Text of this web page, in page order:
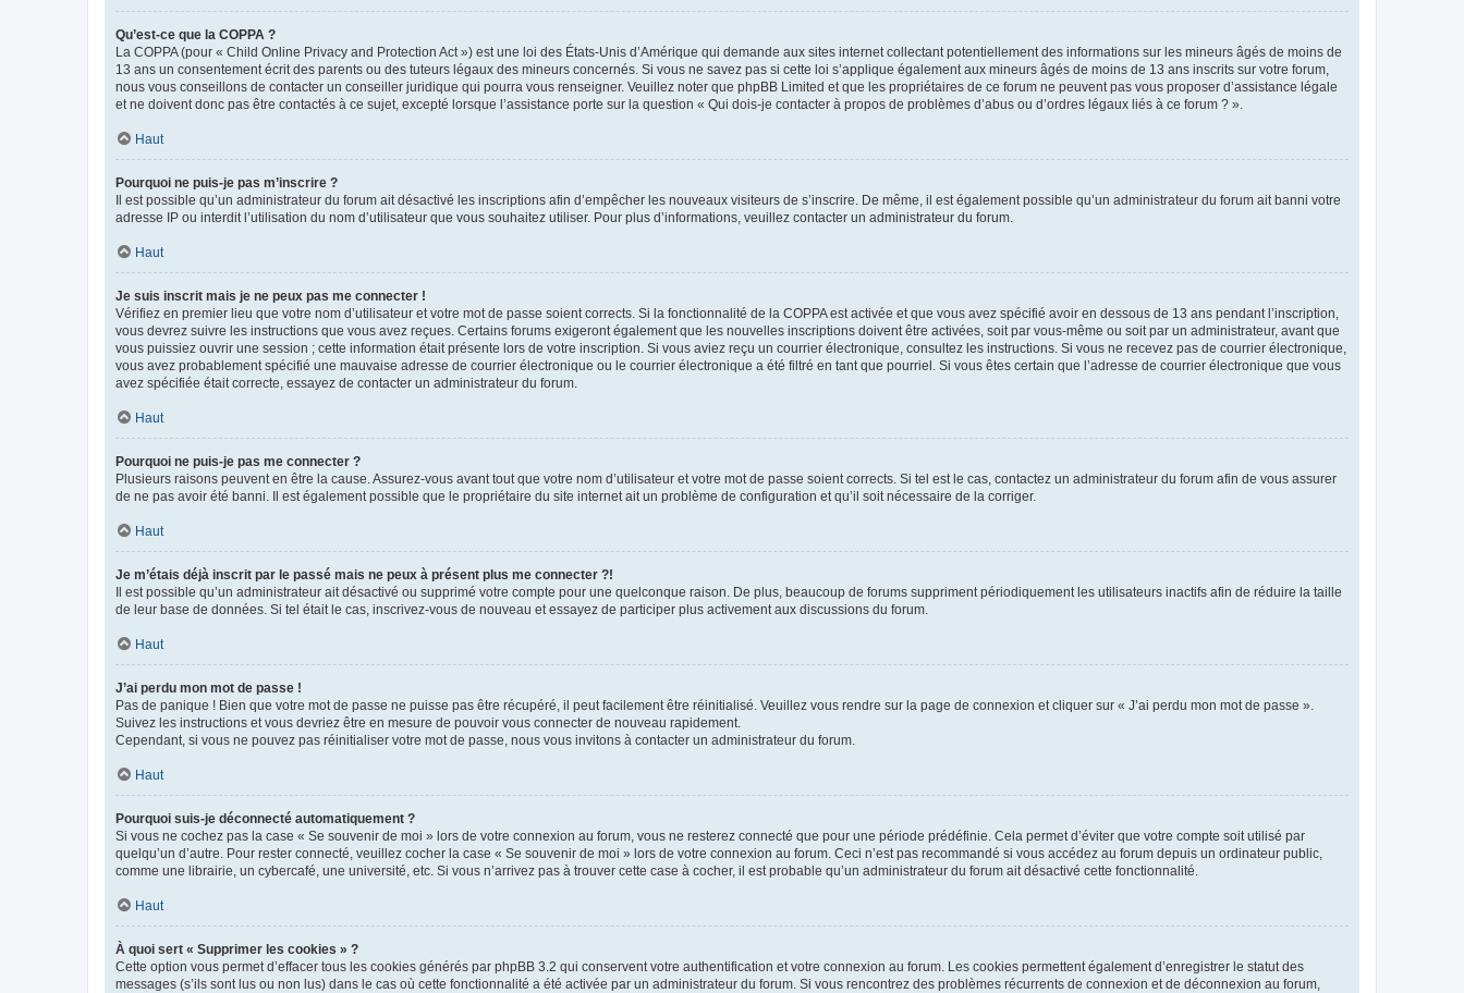
Qu’est-ce que la COPPA ?
La COPPA (pour « Child Online Privacy and Protection Act ») est une loi des États-Unis d’Amérique qui demande aux sites internet collectant potentiellement des informations sur les mineurs âgés de moins de
13 ans un consentement écrit des parents ou des tuteurs légaux des mineurs concernés. Si vous ne savez pas si cette loi s’applique également aux mineurs âgés de moins de 13 ans inscrits sur votre forum,
nous vous conseillons de contacter un conseiller juridique qui pourra vous renseigner. Veuillez noter que phpBB Limited et que les propriétaires de ce forum ne peuvent pas vous proposer d’assistance légale
et ne doivent donc pas être contactés à ce sujet, excepté lorsque l’assistance porte sur la question « Qui dois-je contacter à propos de problèmes d’abus ou d’ordres légaux liés à ce forum ? ».
Haut
Pourquoi ne puis-je pas m’inscrire ?
Il est possible qu’un administrateur du forum ait désactivé les inscriptions afin d’empêcher les nouveaux visiteurs de s’inscrire. De même, il est également possible qu’un administrateur du forum ait banni votre
adresse IP ou interdit l’utilisation du nom d’utilisateur que vous souhaitez utiliser. Pour plus d’informations, veuillez contacter un administrateur du forum.
Haut
Je suis inscrit mais je ne peux pas me connecter !
Vérifiez en premier lieu que votre nom d’utilisateur et votre mot de passe soient corrects. Si la fonctionnalité de la COPPA est activée et que vous avez spécifié avoir en dessous de 13 ans pendant l’inscription,
vous devrez suivre les instructions que vous avez reçues. Certains forums exigeront également que les nouvelles inscriptions doivent être activées, soit par vous-même ou soit par un administrateur, avant que
vous puissiez ouvrir une session ; cette information était présente lors de votre inscription. Si vous aviez reçu un courrier électronique, consultez les instructions. Si vous ne recevez pas de courrier électronique,
vous avez probablement spécifié une mauvaise adresse de courrier électronique ou le courrier électronique a été filtré en tant que pourriel. Si vous êtes certain que l’adresse de courrier électronique que vous
avez spécifiée était correcte, essayez de contacter un administrateur du forum.
Haut
Pourquoi ne puis-je pas me connecter ?
Plusieurs raisons peuvent en être la cause. Assurez-vous avant tout que votre nom d’utilisateur et votre mot de passe soient corrects. Si tel est le cas, contactez un administrateur du forum afin de vous assurer
de ne pas avoir été banni. Il est également possible que le propriétaire du site internet ait un problème de configuration et qu’il soit nécessaire de la corriger.
Haut
Je m’étais déjà inscrit par le passé mais ne peux à présent plus me connecter ?!
Il est possible qu’un administrateur ait désactivé ou supprimé votre compte pour une quelconque raison. De plus, beaucoup de forums suppriment périodiquement les utilisateurs inactifs afin de réduire la taille
de leur base de données. Si tel était le cas, inscrivez-vous de nouveau et essayez de participer plus activement aux discussions du forum.
Haut
J’ai perdu mon mot de passe !
Pas de panique ! Bien que votre mot de passe ne puisse pas être récupéré, il peut facilement être réinitialisé. Veuillez vous rendre sur la page de connexion et cliquer sur « J’ai perdu mon mot de passe ».
Suivez les instructions et vous devriez être en mesure de pouvoir vous connecter de nouveau rapidement.
Cependant, si vous ne pouvez pas réinitialiser votre mot de passe, nous vous invitons à contacter un administrateur du forum.
Haut
Pourquoi suis-je déconnecté automatiquement ?
Si vous ne cochez pas la case « Se souvenir de moi » lors de votre connexion au forum, vous ne resterez connecté que pour une période prédéfinie. Cela permet d’éviter que votre compte soit utilisé par
quelqu’un d’autre. Pour rester connecté, veuillez cocher la case « Se souvenir de moi » lors de votre connexion au forum. Ceci n’est pas recommandé si vous accédez au forum depuis un ordinateur public,
comme une librairie, un cybercafé, une université, etc. Si vous n’arrivez pas à trouver cette case à cocher, il est probable qu’un administrateur du forum ait désactivé cette fonctionnalité.
Haut
À quoi sert « Supprimer les cookies » ?
Cette option vous permet d’effacer tous les cookies générés par phpBB 3.2 qui conservent votre authentification et votre connexion au forum. Les cookies permettent également d’enregistrer le statut des
messages (s’ils sont lus ou non lus) dans le cas où cette fonctionnalité a été activée par un administrateur du forum. Si vous rencontrez des problèmes récurrents de connexion et de déconnexion au forum,